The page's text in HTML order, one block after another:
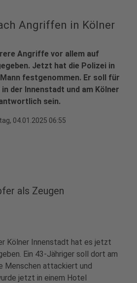
Angriffen in Kölner
Angriffe vor allem auf
Jetzt hat die Polizei in
festgenommen. Er soll für
der Innenstadt und am Kölner
sein.
04.01.2025 06:55
als Zeugen
Kölner Innenstadt hat es jetzt
Ein 43-Jähriger soll dort am
Menschen attackiert und
jetzt in einem Hotel